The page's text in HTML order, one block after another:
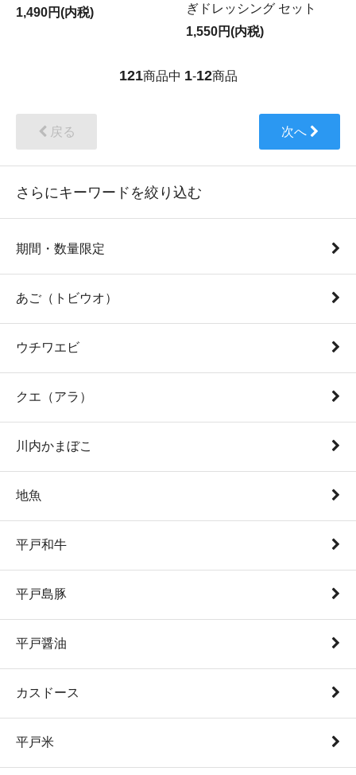
1,490円(内税)
ぎドレッシング セット
1,550円(内税)
121商品中 1-12商品
戻る 次へ
さらにキーワードを絞り込む
期間・数量限定
あご（トビウオ）
ウチワエビ
クエ（アラ）
川内かまぼこ
地魚
平戸和牛
平戸島豚
平戸醤油
カスドース
平戸米